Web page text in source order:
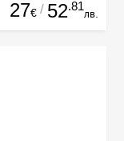
27€ / 52.81
лв.